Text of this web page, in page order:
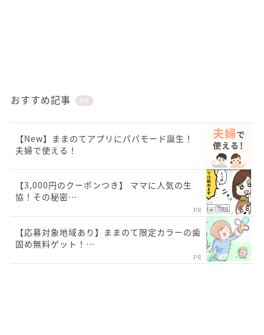
おすすめ記事 PR
【New】ままのてアプリにパパモード誕生！
夫婦で使える！
【3,000円のクーポンつき】 ママに人気の生
協！その秘密…
PR
【応募対象地域あり】ままのて限定カラーの歯
固め無料ゲット！…
PR